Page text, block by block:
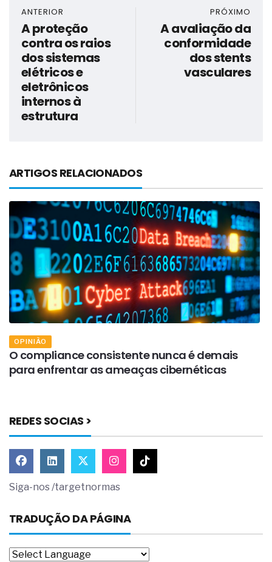
ANTERIOR
A proteção
contra os raios
dos sistemas
elétricos e
eletrônicos
internos à
estrutura
PRÓXIMO
A avaliação da
conformidade
dos stents
vasculares
ARTIGOS RELACIONADOS
OPINIÃO
O compliance consistente nunca é demais
para enfrentar as ameaças cibernéticas
REDES SOCIAS >
Siga-nos /targetnormas
TRADUÇÃO DA PÁGINA